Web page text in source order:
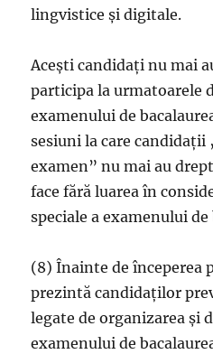
lingvistice și digitale.
Acești candidați nu mai
participa la urmatoarele
examenului de
sesiuni la care
examen” nu mai au
face fără luarea în
speciale a examenului
(8) Înainte de începerea
prezintă candidaților
legate de organizarea și
examenului de